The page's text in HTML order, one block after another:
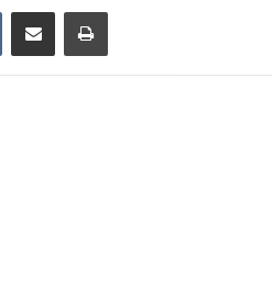
VKontakteShare via Email Print